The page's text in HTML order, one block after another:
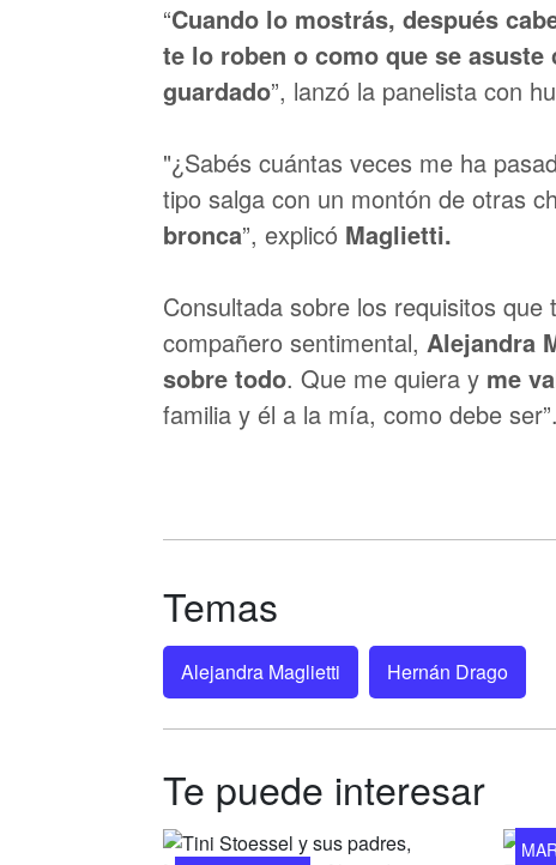
“Cuando lo mostrás, después
te lo roben o como que se
guardado”, lanzó la panelista con
"¿Sabés cuántas veces me ha
tipo salga con un montón de otras
bronca”, explicó Maglietti.
Consultada sobre los requisitos
compañero sentimental, Alejandra
sobre todo. Que me quiera y me
familia y él a la mía, como debe ser”.
Temas
Alejandra Maglietti Hernán Drago
Te puede interesar